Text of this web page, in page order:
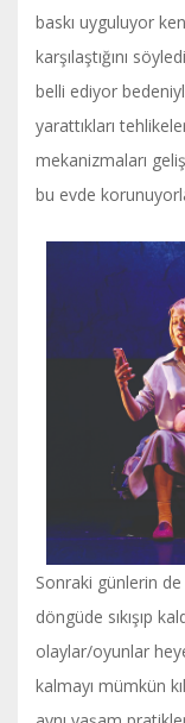
baskı uyguluyor
karşılaştığını
belli ediyor
yarattıkları
mekanizmaları
bu evde
Sonraki günlerin
döngüde sıkışıp
olaylar/oyunlar
kalmayı mümkün